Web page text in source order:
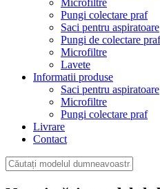
Microfiltre
Pungi colectare praf
Saci pentru aspiratoare
Pungi de colectare praf
Microfiltre
Lavete
Informatii produse
Saci pentru aspiratoare
Microfiltre
Pungi colectare praf
Livrare
Contact